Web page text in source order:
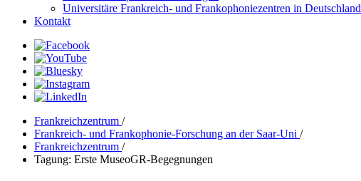
Universitäre Frankreich- und Frankophoniezentren in Deutschland
Kontakt
Frankreichzentrum /
Frankreich- und Frankophonie-Forschung an der Saar-Uni /
Frankreichzentrum /
Tagung: Erste MuseoGR-Begegnungen